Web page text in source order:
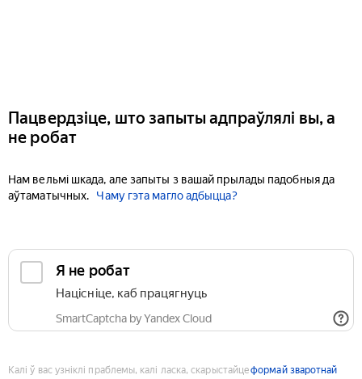
Пацвердзіце, што запыты адпраўлялі вы, а
не робат
Нам вельмі шкада, але запыты з вашай прылады падобныя да
аўтаматычных.
Чаму гэта магло адбыцца?
Я не робат
Націсніце, каб працягнуць
SmartCaptcha by Yandex Cloud
Калі ў вас узніклі праблемы, калі ласка, скарыстайцеформай зваротнай